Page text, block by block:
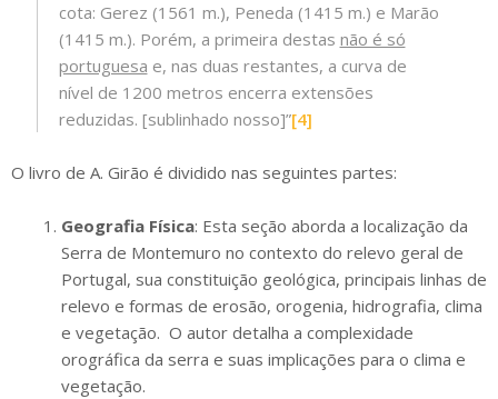
cota: Gerez (1561 m.), Peneda (1415 m.) e Marão
(1415 m.). Porém, a primeira destas não é só
portuguesa e, nas duas restantes, a curva de
nível de 1200 metros encerra extensões
reduzidas. [sublinhado nosso]”[4]
O livro de A. Girão é dividido nas seguintes partes:
Geografia Física: Esta seção aborda a localização da
Serra de Montemuro no contexto do relevo geral de
Portugal, sua constituição geológica, principais linhas de
relevo e formas de erosão, orogenia, hidrografia, clima
e vegetação. ​ O autor detalha a complexidade
orográfica da serra e suas implicações para o clima e
vegetação.​